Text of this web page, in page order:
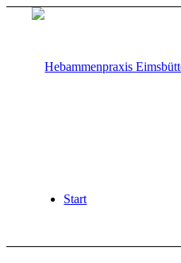
Start